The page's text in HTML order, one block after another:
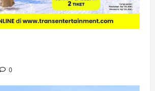
0